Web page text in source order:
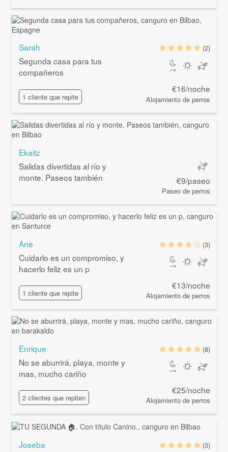
Sarah
Segunda casa para tus
compañeros
1 cliente que repite
(2)
€16/noche
Alojamiento de perros
Ekaitz
Salidas divertidas al río y
monte. Paseos también
€9/paseo
Paseo de perros
Ane
Cuidarlo es un compromiso, y
hacerlo feliz es un p
1 cliente que repite
(3)
€13/noche
Alojamiento de perros
Enrique
No se aburrirá, playa, monte y
mas, mucho cariño
2 clientes que repiten
(8)
€25/noche
Alojamiento de perros
Joseba (3)